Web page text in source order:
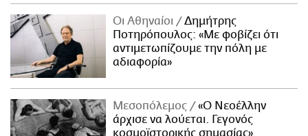
Οι Αθηναίοι
Δημήτρης
Ποτηρόπουλος: «Με φοβίζει ότι
αντιμετωπίζουμε την πόλη με
αδιαφορία»
Μεσοπόλεμος
«Ο Νεοέλλην
άρχισε να λούεται. Γεγονός
κοσμοϊστορικής σημασίας»